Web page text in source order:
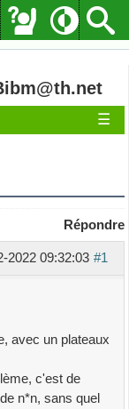
☰
Répondre
#1
2022 09:32:03
avec un plateaux
c'est de
n*n, sans quel